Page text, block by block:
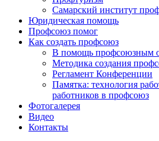
Самарский институт
Юридическая помощь
Профсоюз помог
Как создать профсоюз
В помощь профсоюзным
Методика создания
Регламент Конференции
Памятка: технология
работников в профсоюз
Фотогалерея
Видео
Контакты